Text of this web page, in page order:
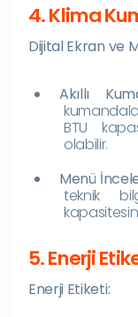
4. Klima
Dijital Ekran ve
Akıllı
BTU
olabilir.
Menü
teknik
5. Enerji
Enerji Etiketi: